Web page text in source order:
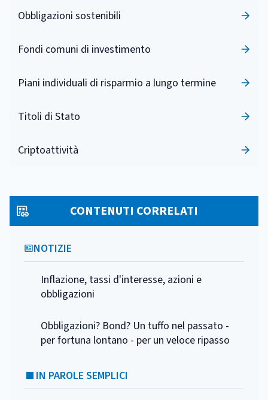
Obbligazioni sostenibili
Fondi comuni di investimento
Piani individuali di risparmio a lungo termine
Titoli di Stato
Criptoattività
CONTENUTI CORRELATI
NOTIZIE
Inflazione, tassi d'interesse, azioni e
obbligazioni
Obbligazioni? Bond? Un tuffo nel passato -
per fortuna lontano - per un veloce ripasso
IN PAROLE SEMPLICI